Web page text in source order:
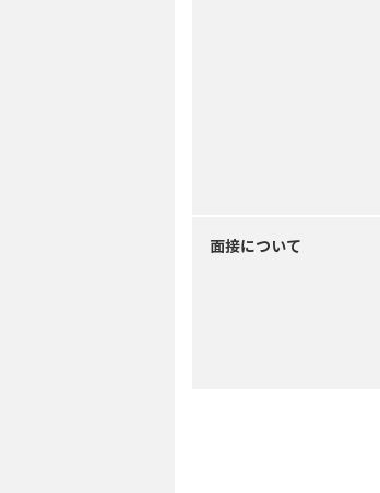
面接について